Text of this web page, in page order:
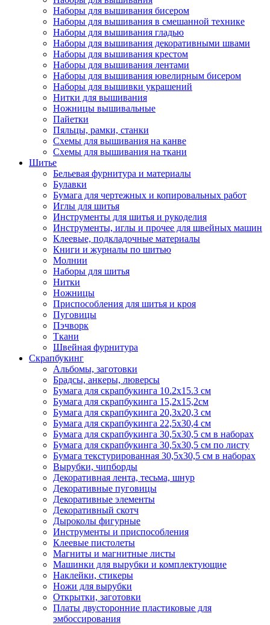
Наборы для вышивания бисером
Наборы для вышивания в смешанной технике
Наборы для вышивания гладью
Наборы для вышивания декоративными швами
Наборы для вышивания крестом
Наборы для вышивания лентами
Наборы для вышивания ювелирным бисером
Наборы для вышивки украшений
Нитки для вышивания
Ножницы вышивальные
Пайетки
Пяльцы, рамки, станки
Схемы для вышивания на канве
Схемы для вышивания на ткани
Шитье
Бельевая фурнитура и материалы
Булавки
Бумага для чертежных и копировальных работ
Иглы для шитья
Инструменты для шитья и рукоделия
Инструменты, иглы и прочее для швейных машин
Клеевые, подкладочные материалы
Книги и журналы по шитью
Молнии
Наборы для шитья
Нитки
Ножницы
Приспособления для шитья и кроя
Пуговицы
Пэчворк
Ткани
Швейная фурнитура
Скрапбукинг
Альбомы, заготовки
Брадсы, анкеры, люверсы
Бумага для скрапбукинга 10.2х15.3 см
Бумага для скрапбукинга 15,2х15,2см
Бумага для скрапбукинга 20,3х20,3 см
Бумага для скрапбукинга 22,5х30,4 см
Бумага для скрапбукинга 30,5х30,5 см в наборах
Бумага для скрапбукинга 30,5х30,5 см по листу
Бумага текстурированная 30,5х30,5 см в наборах
Вырубки, чипборды
Декоративная лента, тесьма, шнур
Декоративные пуговицы
Декоративные элементы
Декоративный скотч
Дыроколы фигурные
Инструменты и приспособления
Клеевые пистолеты
Магниты и магнитные листы
Машинки для вырубки и комплектующие
Наклейки, стикеры
Ножи для вырубки
Открытки, заготовки
Платы двусторонние пластиковые для
эмбоссирования